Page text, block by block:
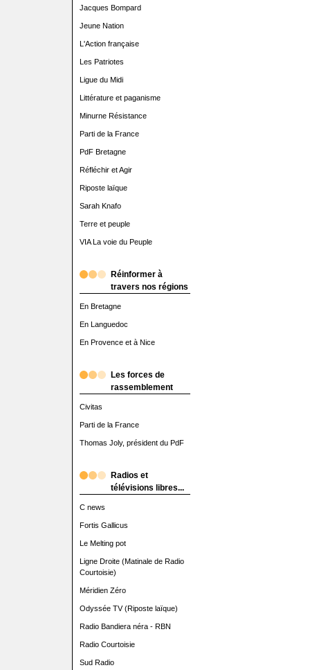
Jacques Bompard
Jeune Nation
L'Action française
Les Patriotes
Ligue du Midi
Littérature et paganisme
Minurne Résistance
Parti de la France
PdF Bretagne
Réfléchir et Agir
Riposte laïque
Sarah Knafo
Terre et peuple
VIA La voie du Peuple
Réinformer à
travers nos régions
En Bretagne
En Languedoc
En Provence et à Nice
Les forces de
rassemblement
Civitas
Parti de la France
Thomas Joly, président du PdF
Radios et
télévisions libres...
C news
Fortis Gallicus
Le Melting pot
Ligne Droite (Matinale de Radio
Courtoisie)
Méridien Zéro
Odyssée TV (Riposte laïque)
Radio Bandiera néra - RBN
Radio Courtoisie
Sud Radio